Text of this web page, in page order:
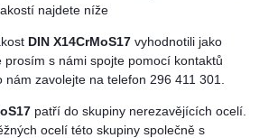
najdete níže
DIN X14CrMoS17 vyhodnotili jako
s námi spojte pomocí kontaktů
nám zavolejte na telefon 296 411 301.
patří do skupiny nerezavějících ocelí.
ocelí této skupiny společně s